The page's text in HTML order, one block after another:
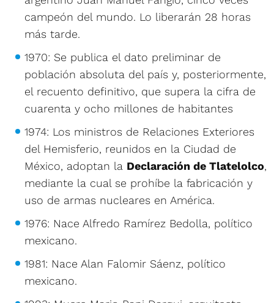
campeón del mundo. Lo liberarán 28 horas
más tarde.
1970: Se publica el dato preliminar de
población absoluta del país y, posteriormente,
el recuento definitivo, que supera la cifra de
cuarenta y ocho millones de habitantes
1974: Los ministros de Relaciones Exteriores
del Hemisferio, reunidos en la Ciudad de
México, adoptan la Declaración de Tlatelolco,
mediante la cual se prohíbe la fabricación y
uso de armas nucleares en América.
1976: Nace Alfredo Ramírez Bedolla, político
mexicano.
1981: Nace Alan Falomir Sáenz, político
mexicano.